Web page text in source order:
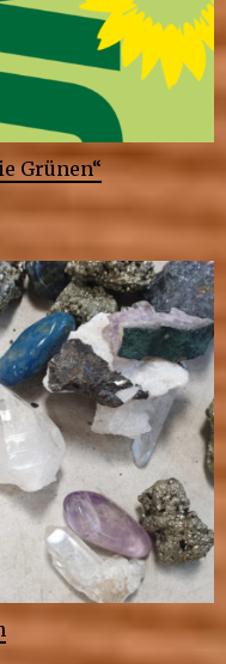
Grünen“